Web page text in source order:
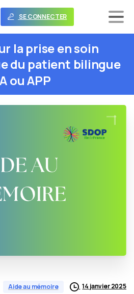
SE CONNECTER
la priseensoin
du patient bilingue
ouAPP
Aide au mémoire 14 janvier 2025